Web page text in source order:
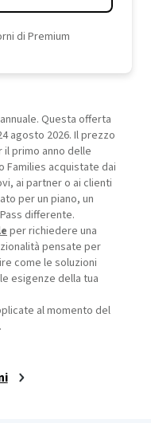
di Premium
Questa offerta
agosto 2026. Il prezzo
primo anno delle
Families acquistate dai
ai partner o ai clienti
per un piano, un
differente.
per richiedere una
pensate per
come le soluzioni
esigenze della tua